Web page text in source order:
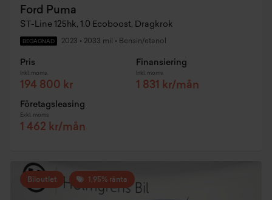
Ford Puma
ST-Line 125hk, 1.0 Ecoboost, Dragkrok
BEGAGNAD 2023 • 2033 mil • Bensin/etanol
Pris
Inkl. moms
194 800 kr
Finansiering
Inkl. moms
1 831 kr/mån
Företagsleasing
Exkl. moms
1 462 kr/mån
Biloutlet 1,95% ränta